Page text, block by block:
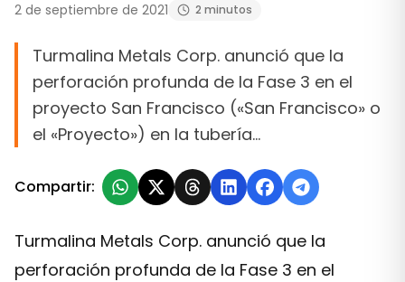
2 de septiembre de 2021 2 minutos
Turmalina Metals Corp. anunció que la
perforación profunda de la Fase 3 en el
proyecto San Francisco («San Francisco» o
el «Proyecto») en la tubería…
Compartir:
Turmalina Metals Corp. anunció que la
perforación profunda de la Fase 3 en el